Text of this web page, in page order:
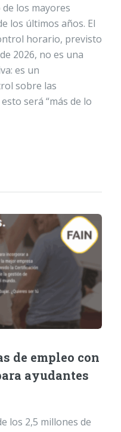
los mayores
los últimos años. El
horario, previsto
2026, no es una
es un
sobre las
será “más de lo
de empleo con
ayudantes
los 2,5 millones de